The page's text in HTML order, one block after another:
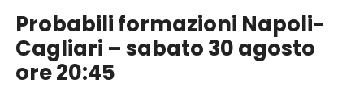
Probabili formazioni Napoli-
Cagliari – sabato 30 agosto
ore 20:45